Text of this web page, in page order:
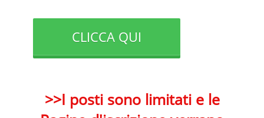
CLICCA QUI
>>I posti sono limitati e le